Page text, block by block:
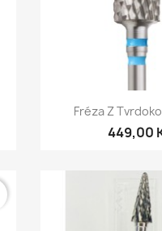
Rychlý
Fréza Z
449,00